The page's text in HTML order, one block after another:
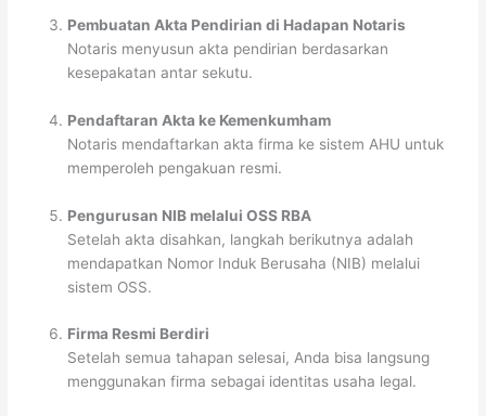
Pembuatan Akta Pendirian di Hadapan Notaris
Notaris menyusun akta pendirian berdasarkan
kesepakatan antar sekutu.
Pendaftaran Akta ke Kemenkumham
Notaris mendaftarkan akta firma ke sistem AHU untuk
memperoleh pengakuan resmi.
Pengurusan NIB melalui OSS RBA
Setelah akta disahkan, langkah berikutnya adalah
mendapatkan Nomor Induk Berusaha (NIB) melalui
sistem OSS.
Firma Resmi Berdiri
Setelah semua tahapan selesai, Anda bisa langsung
menggunakan firma sebagai identitas usaha legal.